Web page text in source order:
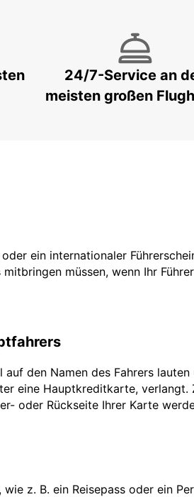
24/7-Service an
meisten großen
ein internationaler
müssen, wenn Ihr
den Namen des Fahrers
eine Hauptkreditkarte,
oder Rückseite Ihrer Karte
z. B. ein Reisepass oder ein